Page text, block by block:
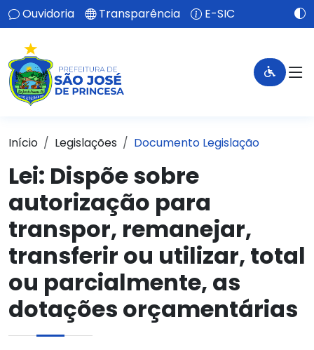
Ouvidoria Transparência E-SIC
Início Legislações Documento Legislação
Lei: Dispõe sobre
autorização para
transpor, remanejar,
transferir ou utilizar, total
ou parcialmente, as
dotações orçamentárias